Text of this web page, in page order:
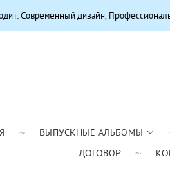
ВЫПУСКНЫЕ АЛЬБОМЫ
ДОГОВОР
дизайн, Профессиональная